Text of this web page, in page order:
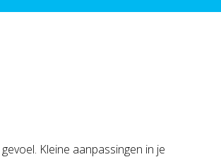
Kleine aanpassingen in je